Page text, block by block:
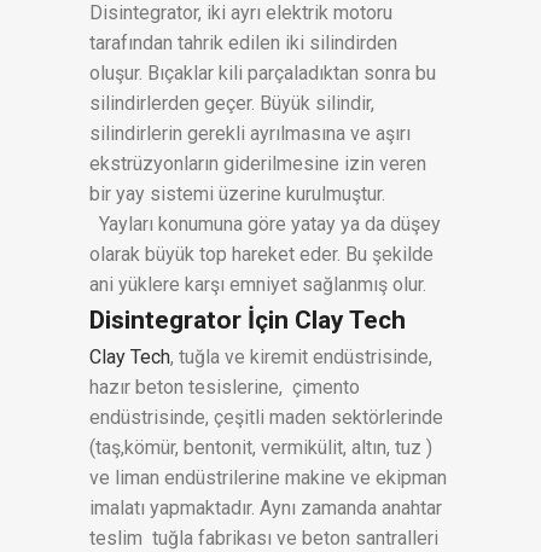
Disintegrator, iki ayrı elektrik motoru
tarafından tahrik edilen iki silindirden
oluşur. Bıçaklar kili parçaladıktan sonra bu
silindirlerden geçer. Büyük silindir,
silindirlerin gerekli ayrılmasına ve aşırı
ekstrüzyonların giderilmesine izin veren
bir yay sistemi üzerine kurulmuştur.
Yayları konumuna göre yatay ya da düşey
olarak büyük top hareket eder. Bu şekilde
ani yüklere karşı emniyet sağlanmış olur.
Disintegrator İçin Clay Tech
Clay Tech, tuğla ve kiremit endüstrisinde,
hazır beton tesislerine, çimento
endüstrisinde, çeşitli maden sektörlerinde
(taş,kömür, bentonit, vermikülit, altın, tuz )
ve liman endüstrilerine makine ve ekipman
imalatı yapmaktadır. Aynı zamanda anahtar
teslim tuğla fabrikası ve beton santralleri